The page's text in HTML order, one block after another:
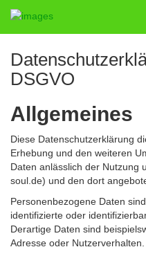
Sie befinden sich hier:
DSGVO
Allgemeines
Diese Datenschutzerklärung
Erhebung und den weiteren
Daten anlässlich der Nutzung
soul.de) und den dort
Personenbezogene Daten
identifizierte oder
Derartige Daten sind
Adresse oder Nutzerverhalten.